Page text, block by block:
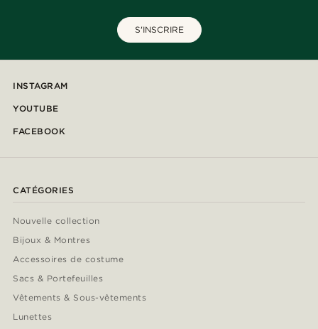
S'INSCRIRE
INSTAGRAM
YOUTUBE
FACEBOOK
CATÉGORIES
Nouvelle collection
Bijoux & Montres
Accessoires de costume
Sacs & Portefeuilles
Vêtements & Sous-vêtements
Lunettes